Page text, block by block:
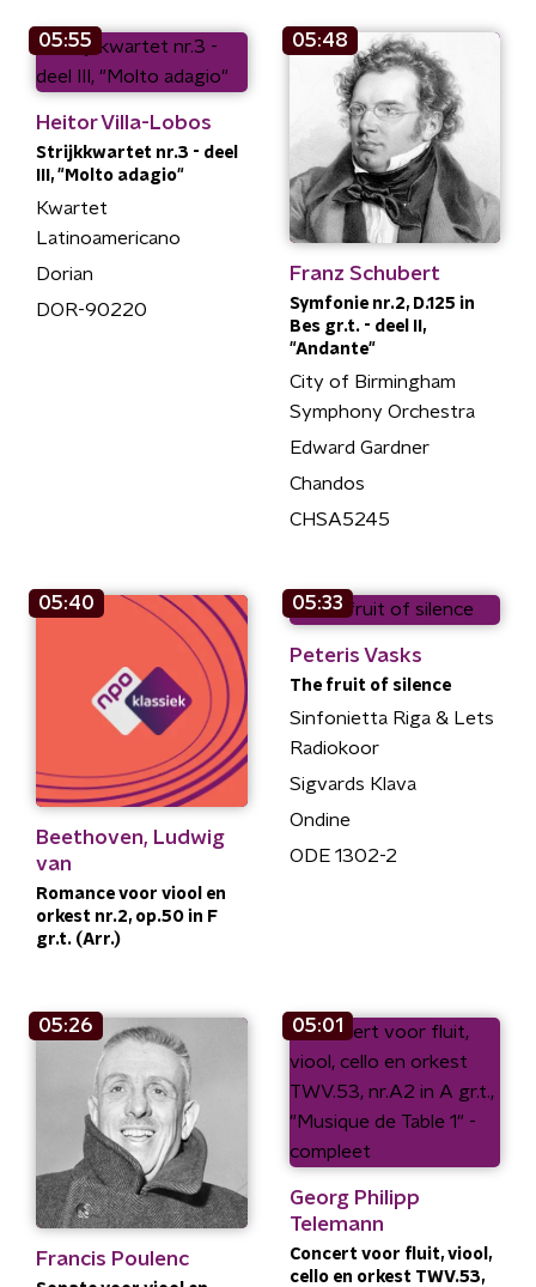
05:55
Heitor Villa-Lobos
Strijkkwartet nr.3 - deel
III, "Molto adagio"
Kwartet
Latinoamericano
Dorian
DOR-90220
05:48
Franz Schubert
Symfonie nr.2, D.125 in
Bes gr.t. - deel II,
"Andante"
City of Birmingham
Symphony Orchestra
Edward Gardner
Chandos
CHSA5245
05:40
Beethoven, Ludwig
van
Romance voor viool en
orkest nr.2, op.50 in F
gr.t. (Arr.)
05:33
Peteris Vasks
The fruit of silence
Sinfonietta Riga & Lets
Radiokoor
Sigvards Klava
Ondine
ODE 1302-2
05:26
Francis Poulenc
05:01
Georg Philipp
Telemann
Concert voor fluit, viool,
cello en orkest TWV.53,